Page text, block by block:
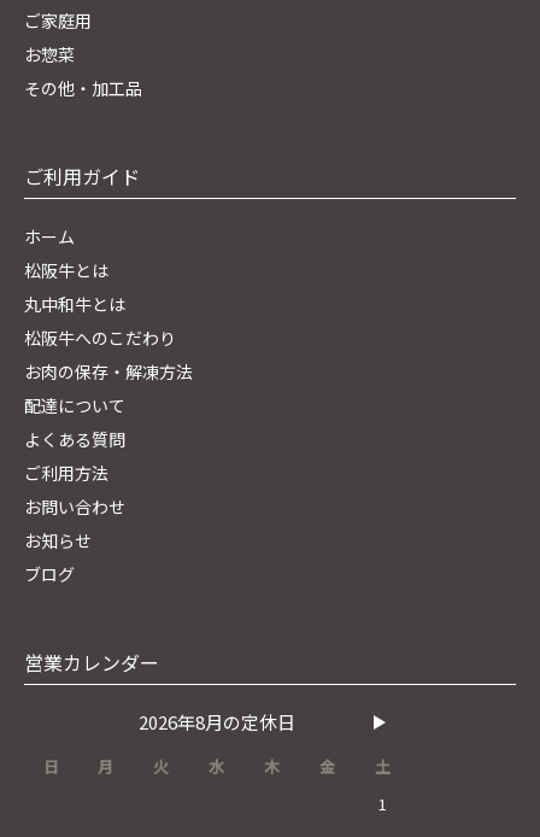
ご家庭用
お惣菜
その他・加工品
ご利用ガイド
ホーム
松阪牛とは
丸中和牛とは
松阪牛へのこだわり
お肉の保存・解凍方法
配達について
よくある質問
ご利用方法
お問い合わせ
お知らせ
ブログ
営業カレンダー
2026年8月の定休日
日 月 火 水 木 金
土
1